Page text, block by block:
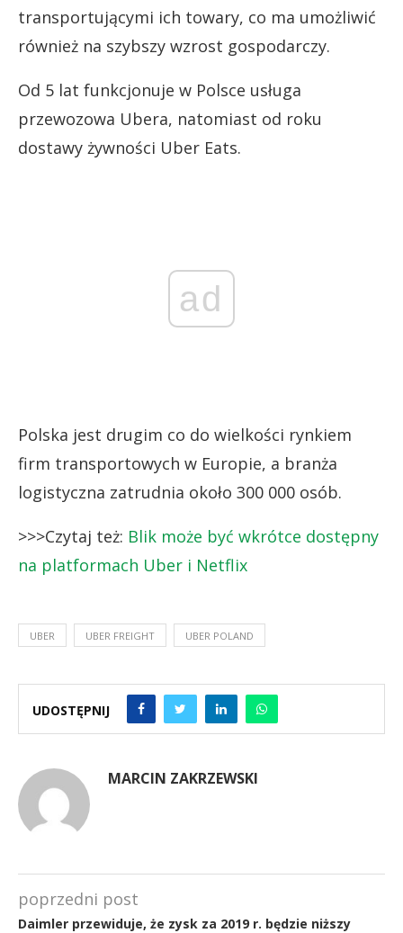
transportującymi ich towary, co ma umożliwić
również na szybszy wzrost gospodarczy.
Od 5 lat funkcjonuje w Polsce usługa
przewozowa Ubera, natomiast od roku
dostawy żywności Uber Eats.
ad
Polska jest drugim co do wielkości rynkiem
firm transportowych w Europie, a branża
logistyczna zatrudnia około 300 000 osób.
>>>Czytaj też: Blik może być wkrótce dostępny
na platformach Uber i Netflix
UBER UBER FREIGHT UBER POLAND
UDOSTĘPNIJ
MARCIN ZAKRZEWSKI
poprzedni post
Daimler przewiduje, że zysk za 2019 r. będzie niższy